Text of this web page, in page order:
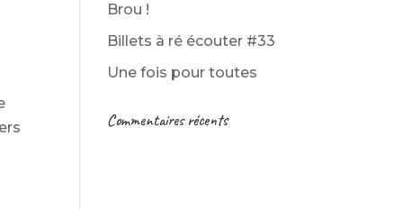
Brou !
Billets à ré écouter #33
Une fois pour toutes
Commentaires récents